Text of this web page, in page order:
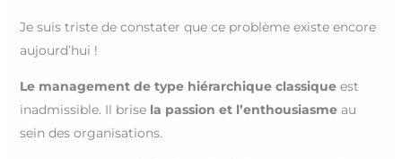
Je suis triste de constater que ce problème existe encore
aujourd’hui !
Le management de type hiérarchique classiqueest
inadmissible. Il brise la passion et l’enthousiasmeau
sein des organisations.